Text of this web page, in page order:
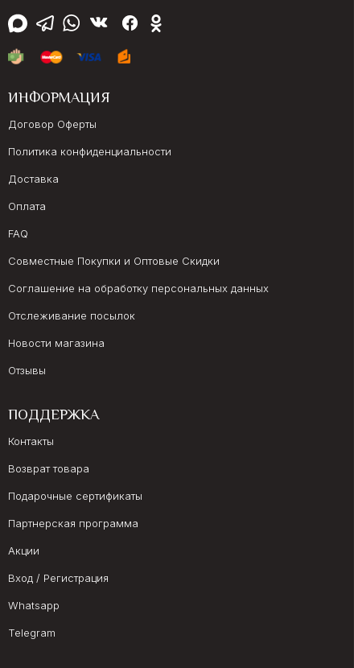
ИНФОРМАЦИЯ
Договор Оферты
Политика конфиденциальности
Доставка
Оплата
FAQ
Совместные Покупки и Оптовые Скидки
Соглашение на обработку персональных данных
Отслеживание посылок
Новости магазина
Отзывы
ПОДДЕРЖКА
Контакты
Возврат товара
Подарочные сертификаты
Партнерская программа
Акции
Вход / Регистрация
Whatsapp
Telegram